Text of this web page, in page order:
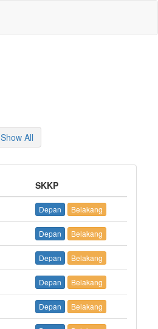
Show All
SKKP
Depan Belakang
Depan Belakang
Depan Belakang
Depan Belakang
Depan Belakang